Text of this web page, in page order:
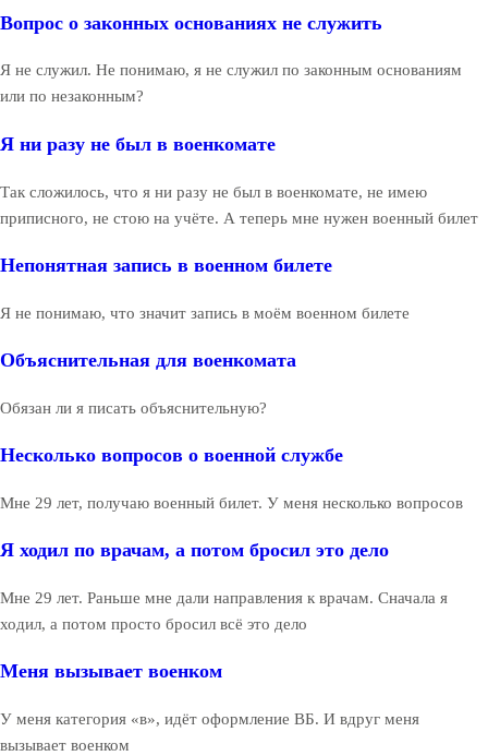
Вопрос о законных основаниях не служить
Я не служил. Не понимаю, я не служил по законным основаниям
или по незаконным?
Я ни разу не был в военкомате
Так сложилось, что я ни разу не был в военкомате, не имею
приписного, не стою на учёте. А теперь мне нужен военный билет
Непонятная запись в военном билете
Я не понимаю, что значит запись в моём военном билете
Объяснительная для военкомата
Обязан ли я писать объяснительную?
Несколько вопросов о военной службе
Мне 29 лет, получаю военный билет. У меня несколько вопросов
Я ходил по врачам, а потом бросил это дело
Мне 29 лет. Раньше мне дали направления к врачам. Сначала я
ходил, а потом просто бросил всё это дело
Меня вызывает военком
У меня категория «в», идёт оформление ВБ. И вдруг меня
вызывает военком